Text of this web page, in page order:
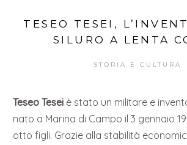
TESEO TESEI,
SILURO A LENTA
STORIA E CULTURA
Teseo Tesei è stato un militare e
nato a Marina di Campo il 3 gennaio
otto figli. Grazie alla stabilità